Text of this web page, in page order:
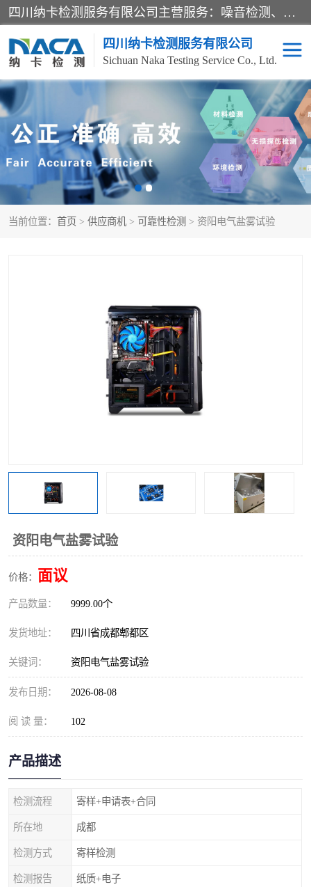
四川纳卡检测服务有限公司主营服务：噪音检测、灯光检测、防护网检测、磁性检测、无损检测、燃烧等级检测；本着严谨、规范的态度严格执行国家现行标准、规范及规程，奉行“科学公正、准确、持续改进、诚信服务”的企业价值和“科学、信誉、服务”的企业宗旨，竭诚为广大客户服务。
四川纳卡检测服务有限公司
Sichuan Naka Testing Service Co., Ltd.
当前位置： 首页 > 供应商机 > 可靠性检测 > 资阳电气盐雾试验
资阳电气盐雾试验
价格： 面议
产品数量： 9999.00个
发货地址： 四川省成都郫都区
关键词： 资阳电气盐雾试验
发布日期： 2026-08-08
阅 读 量： 102
产品描述
检测流程 寄样+申请表+合同
所在地 成都
检测方式 寄样检测
检测报告 纸质+电子
噪音检测 灯光检测
防护网检测 磁性检测
无损检测 燃烧等级检测
可靠性检测 产品检测